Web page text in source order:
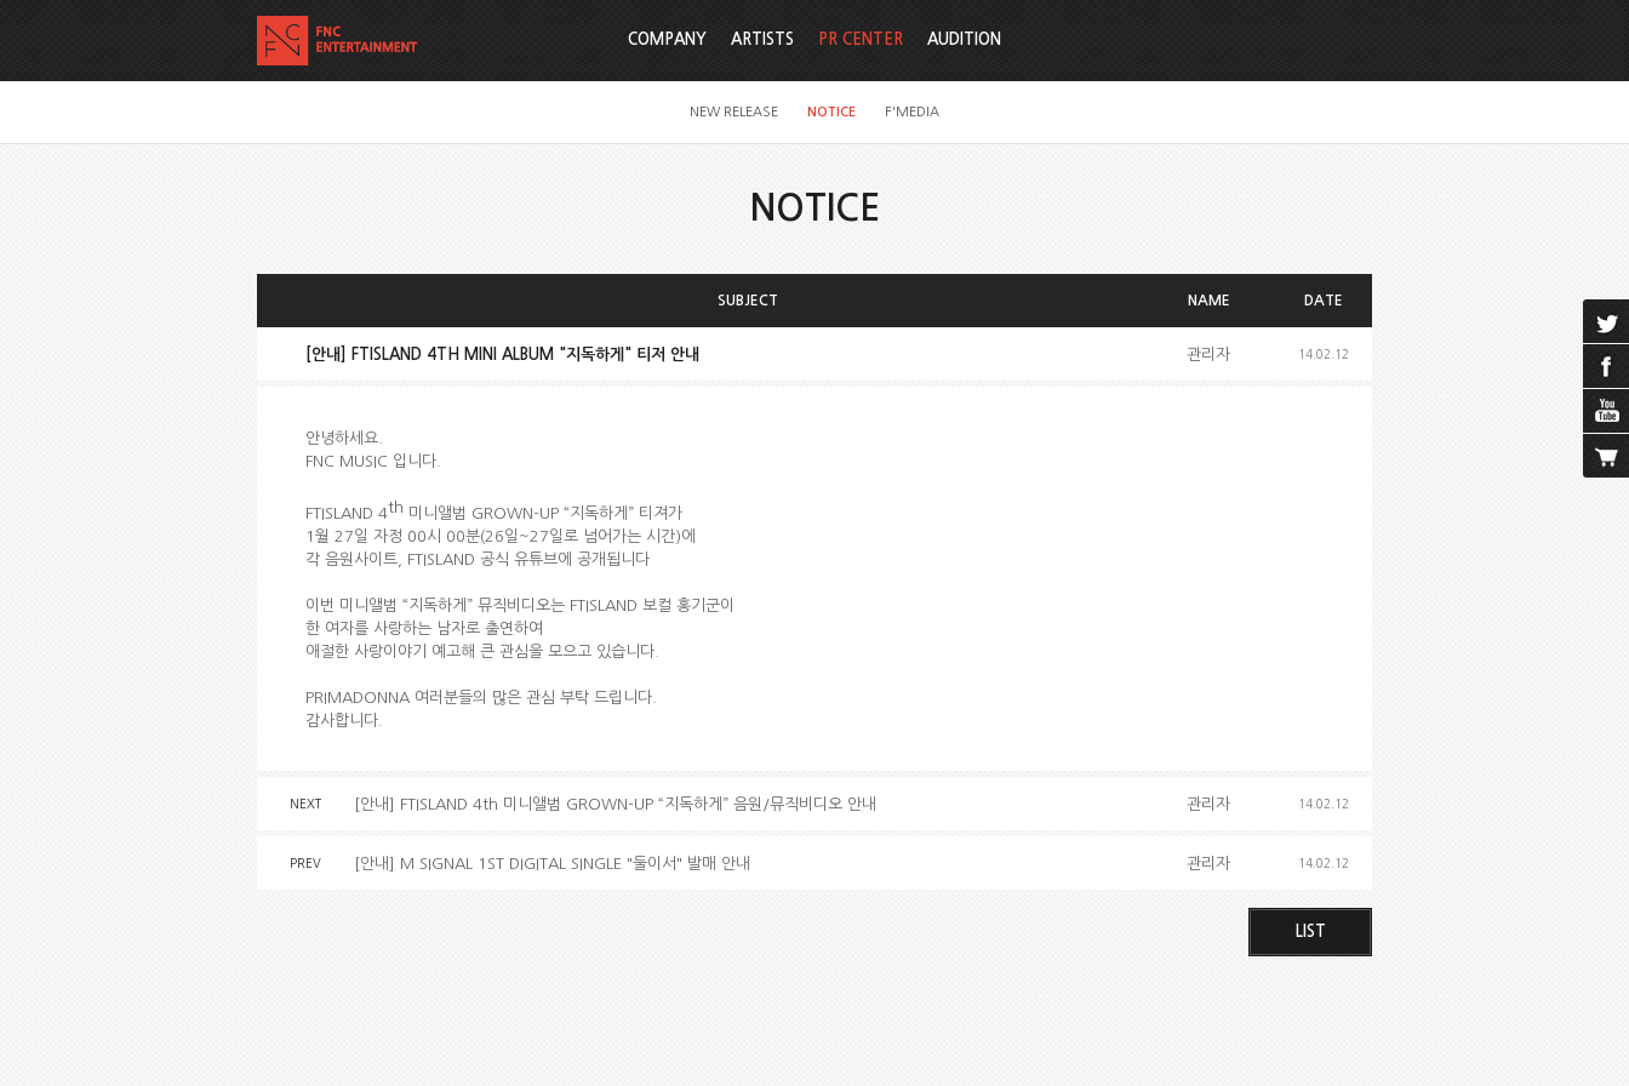
COMPANY ARTISTS PR CENTER
NEW RELEASE NOTICE F'MEDIA
AUDITION
NOTICE
SUBJECT NAME DATE
[안내] FTISLAND 4TH MINI ALBUM "지독하게" 티저 안내 관리자 14.02.12
안녕하세요.
FNC MUSIC 입니다.
FTISLAND 4th 미니앨범 GROWN-UP “지독하게” 티져가
1월 27일 자정 00시 00분(26일~27일로 넘어가는 시간)에
각 음원사이트, FTISLAND 공식 유튜브에 공개됩니다
이번 미니앨범 “지독하게” 뮤직비디오는 FTISLAND 보컬 홍기군이
한 여자를 사랑하는 남자로 출연하여
애절한 사랑이야기 예고해 큰 관심을 모으고 있습니다.
PRIMADONNA 여러분들의 많은 관심 부탁 드립니다.
감사합니다.
NEXT [안내] FTISLAND 4th 미니앨범 GROWN-UP “지독하게” 음원/뮤직비디오 안내 관리자 14.02.12
PREV [안내] M SIGNAL 1ST DIGITAL SINGLE "둘이서" 발매 안내 관리자 14.02.12
LIST